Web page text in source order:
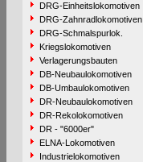
DRG-Einheitslokomotiven
DRG-Zahnradlokomotiven
DRG-Schmalspurlok.
Kriegslokomotiven
Verlagerungsbauten
DB-Neubaulokomotiven
DB-Umbaulokomotiven
DR-Neubaulokomotiven
DR-Rekolokomotiven
DR - "6000er"
ELNA-Lokomotiven
Industrielokomotiven